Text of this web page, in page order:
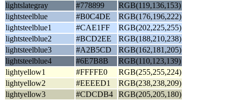
lightslategray
#778899
RGB(119,136,153)
lightsteelblue
#B0C4DE
RGB(176,196,222)
lightsteelblue1
#CAE1FF
RGB(202,225,255)
lightsteelblue2
#BCD2EE
RGB(188,210,238)
lightsteelblue3
#A2B5CD
RGB(162,181,205)
lightsteelblue4
#6E7B8B
RGB(110,123,139)
lightyellow1
#FFFFE0
RGB(255,255,224)
lightyellow2
#EEEED1
RGB(238,238,209)
lightyellow3
#CDCDB4
RGB(205,205,180)